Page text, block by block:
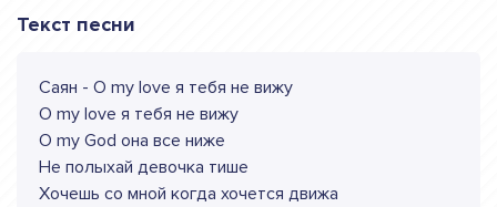
Текст песни
Саян - О my love я тебя не вижу
О my love я тебя не вижу
О my God она все ниже
Не полыхай девочка тише
Хочешь со мной когда хочется движа